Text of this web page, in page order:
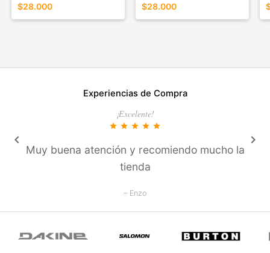
$28.000
$28.000
Experiencias de Compra
¡Excelente!
star star star star star
Muy buena atención y recomiendo mucho la
tienda
– Enzo
keyboard_arrow_left keyboard_arrow_right